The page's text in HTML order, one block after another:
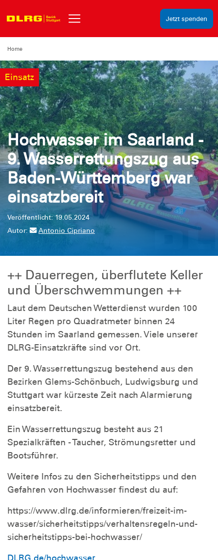
Jetzt spenden
Home
Einsatz
Hochwasser im Saarland -
9. Wasserrettungszug aus
Baden-Württemberg war
einsatzbereit
Veröffentlicht: 19.05.2024
Autor:
Antonio Cipriano
++ Dauerregen, überflutete Keller
und Überschwemmungen ++
Laut dem Deutschen Wetterdienst wurden 100
Liter Regen pro Quadratmeter binnen 24
Stunden im Saarland gemessen. Viele unserer
DLRG-Einsatzkräfte sind vor Ort.
Der 9. Wasserrettungszug bestehend aus den
Bezirken Glems-Schönbuch, Ludwigsburg und
Stuttgart war kürzeste Zeit nach Alarmierung
einsatzbereit.
Ein Wasserrettungszug besteht aus 21
Spezialkräften - Taucher, Strömungsretter und
Bootsführer.
Weitere Infos zu den Sicherheitstipps und den
Gefahren von Hochwasser findest du auf:
https://www.dlrg.de/informieren/freizeit-im-
wasser/sicherheitstipps/verhaltensregeln-und-
sicherheitstipps-bei-hochwasser/